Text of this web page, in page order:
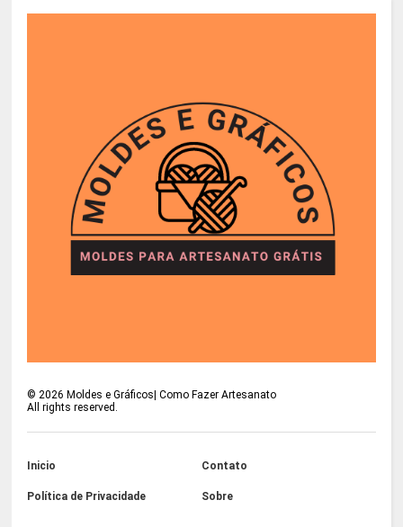
© 2026 Moldes e Gráficos| Como Fazer Artesanato
All rights reserved.
Inicio Contato
Política de Privacidade Sobre